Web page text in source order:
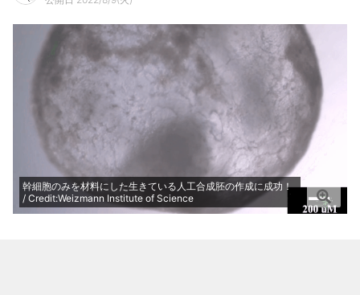
幹細胞のみを材料にした生きている人工合成胚の作成に成功！
/ Credit:Weizmann Institute of Science